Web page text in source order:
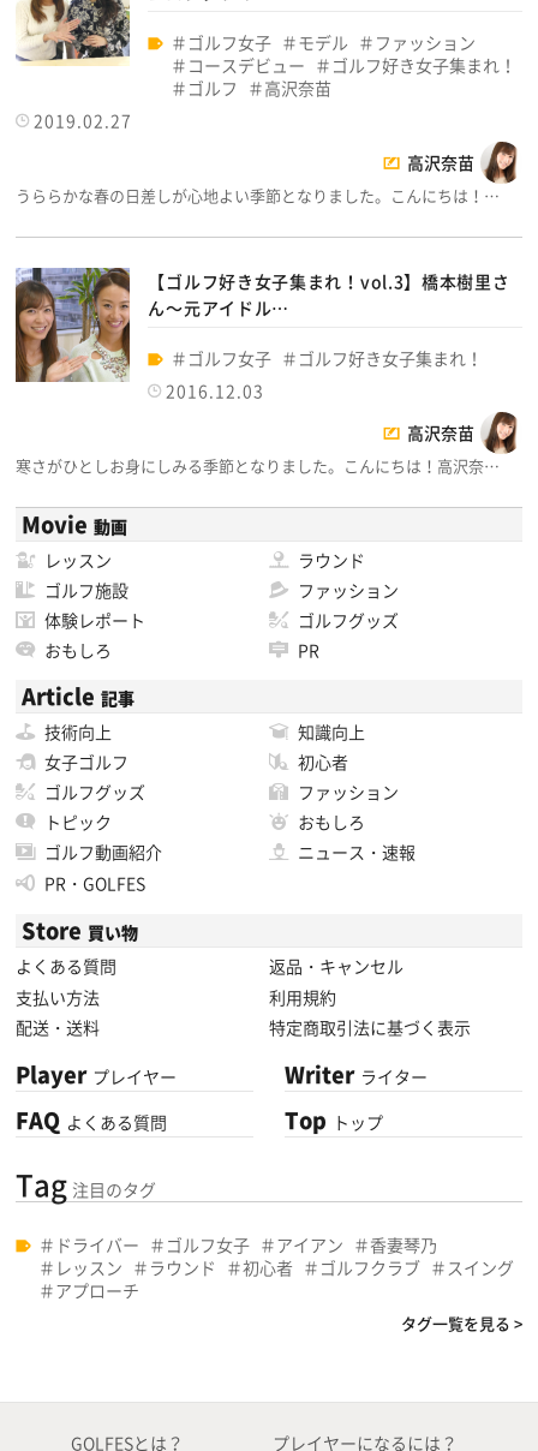
ゴルフ女子 モデル
ファッション
コースデビュー
ゴルフ好き女子集まれ！
ゴルフ
高沢奈苗
2019.02.27
高沢奈苗
うららかな春の日差しが心地よい季節となりました。こんにちは！…
【ゴルフ好き女子集まれ！vol.3】橋本樹里さ
ん～元アイドル…
ゴルフ女子
ゴルフ好き女子集まれ！
2016.12.03
高沢奈苗
寒さがひとしお身にしみる季節となりました。こんにちは！高沢奈…
Movie 動画
レッスン
ラウンド
ゴルフ施設
ファッション
体験レポート
ゴルフグッズ
おもしろ
PR
Article 記事
技術向上
知識向上
女子ゴルフ
初心者
ゴルフグッズ
ファッション
トピック
おもしろ
ゴルフ動画紹介
ニュース・速報
PR・GOLFES
Store 買い物
よくある質問
返品・キャンセル
支払い方法
利用規約
配送・送料
特定商取引法に基づく表示
Player プレイヤー
FAQ よくある質問
Writer ライター
Top トップ
Tag 注目のタグ
ドライバー ゴルフ女子 アイアン
香妻琴乃
レッスン
ラウンド 初心者 ゴルフクラブ
スイング
アプローチ
タグ一覧を見る >
GOLFESとは？ プレイヤーになるには？